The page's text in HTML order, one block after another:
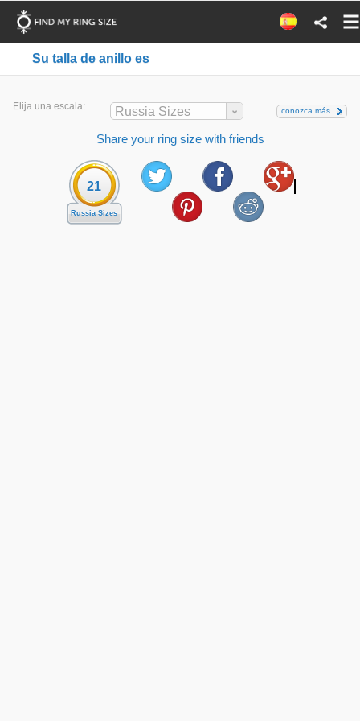
Su talla de anillo es
Elija una escala: Russia Sizes conozca más
Share your ring size with friends
21
Russia Sizes